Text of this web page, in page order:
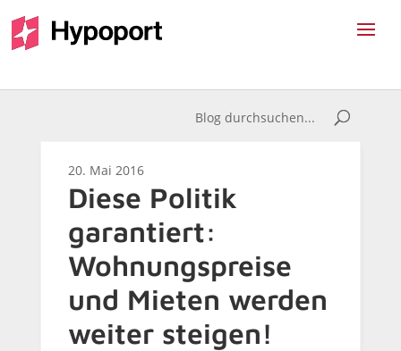
20. Mai 2016
Diese Politik
garantiert:
Wohnungspreise
und Mieten werden
weiter steigen!